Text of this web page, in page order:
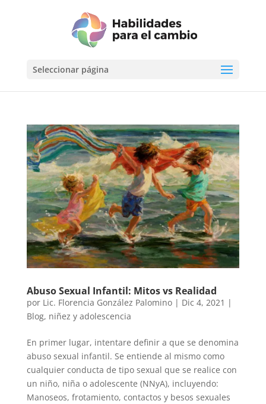
Seleccionar página
Abuso Sexual Infantil: Mitos vs Realidad
por Lic. Florencia González Palomino| Dic 4, 2021 |
Blog, niñez y adolescencia
En primer lugar, intentare definir a que se denomina
abuso sexual infantil. Se entiende al mismo como
cualquier conducta de tipo sexual que se realice con
un niño, niña o adolescente (NNyA), incluyendo:
Manoseos, frotamiento, contactos y besos sexuales